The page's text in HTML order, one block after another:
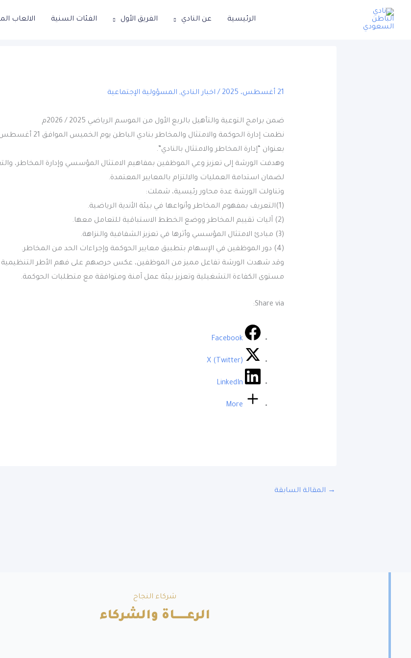
تخطي
الرئيسية عن النادي الفريق الأول الفئات السنية الالعاب
21 أغسطس، 2025 / اخبار النادي, المسؤولية الإجتماعية
ضمن برامج التوعية والتأهيل بالربع الأول من الموسم الرياضي 2025 / 2026م
بعنوان “إدارة المخاطر والامتثال بالنادي”.
وهدفت الورشة إلى تعزيز وعي الموظفين بمفاهيم الامتثال المؤسسي وإدارة المخاطر،
لضمان استدامة العمليات والالتزام بالمعايير المعتمدة.
وتناولت الورشة عدة محاور رئيسية، شملت:
(1)التعريف بمفهوم المخاطر وأنواعها في بيئة الأندية الرياضية.
(2) آليات تقييم المخاطر ووضع الخطط الاستباقية للتعامل معها.
(3) مبادئ الامتثال المؤسسي وأثرها في تعزيز الشفافية والنزاهة.
(4) دور الموظفين في الإسهام بتطبيق معايير الحوكمة وإجراءات الحد من المخاطر.
وقد شهدت الورشة تفاعل مميز من الموظفين، عكس حرصهم على فهم الأطر
مستوى الكفاءة التشغيلية وتعزيز بيئة عمل آمنة ومتوافقة مع متطلبات الحوكمة.
Share via:
Facebook
X (Twitter)
LinkedIn
More
→ المقالة السابقة
شركاء النجاح
الرعــــــاة والشركاء